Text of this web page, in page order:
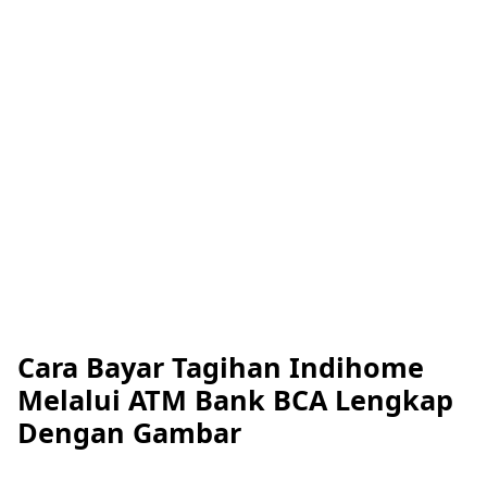
Cara Bayar Tagihan Indihome
Melalui ATM Bank BCA Lengkap
Dengan Gambar